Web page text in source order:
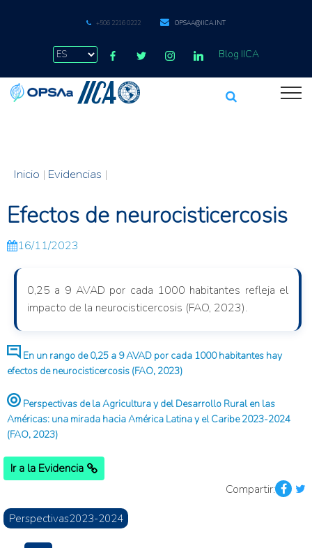
+506 2216 0222 OPSAA@IICA.INT
Blog IICA
Inicio | Evidencias |
Efectos de neurocisticercosis
16/11/2023
0,25 a 9 AVAD por cada 1000 habitantes refleja el
impacto de la neurocisticercosis (FAO, 2023).
En un rango de 0,25 a 9 AVAD por cada 1000 habitantes hay
efectos de neurocisticercosis (FAO, 2023)
Perspectivas de la Agricultura y del Desarrollo Rural en las
Américas: una mirada hacia América Latina y el Caribe 2023-2024
(FAO, 2023)
Ir a la Evidencia
Compartir:
Perspectivas2023-2024